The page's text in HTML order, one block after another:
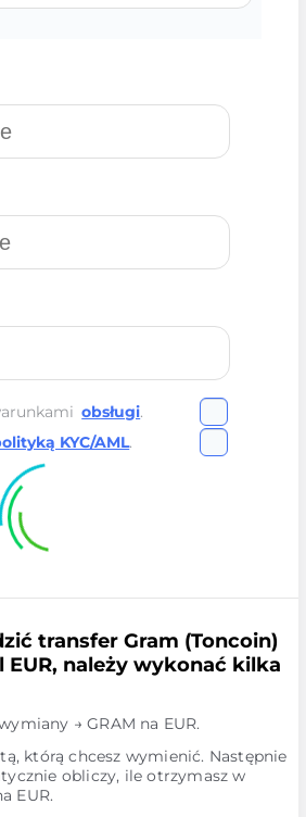
obsługi.
KYC/AML.
transfer Gram (Toncoin)
EUR, należy wykonać kilka
→ GRAM na EUR.
którą chcesz wymienić. Następnie
obliczy, ile otrzymasz w
EUR.